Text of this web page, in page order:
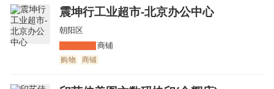
震坤行工业超市-北京办公中心
朝阳区
商铺
购物 商铺